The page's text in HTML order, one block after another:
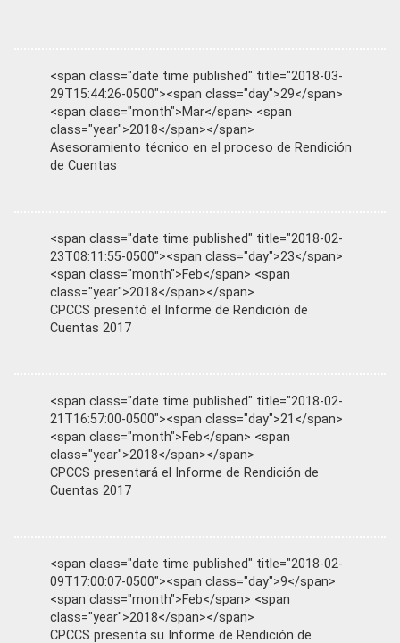
<span class="date time published" title="2018-03-
29T15:44:26-0500"><span class="day">29</span>
<span class="month">Mar</span> <span
class="year">2018</span></span>
Asesoramiento técnico en el proceso de Rendición
de Cuentas
<span class="date time published" title="2018-02-
23T08:11:55-0500"><span class="day">23</span>
<span class="month">Feb</span> <span
class="year">2018</span></span>
CPCCS presentó el Informe de Rendición de
Cuentas 2017
<span class="date time published" title="2018-02-
21T16:57:00-0500"><span class="day">21</span>
<span class="month">Feb</span> <span
class="year">2018</span></span>
CPCCS presentará el Informe de Rendición de
Cuentas 2017
<span class="date time published" title="2018-02-
09T17:00:07-0500"><span class="day">9</span>
<span class="month">Feb</span> <span
class="year">2018</span></span>
CPCCS presenta su Informe de Rendición de